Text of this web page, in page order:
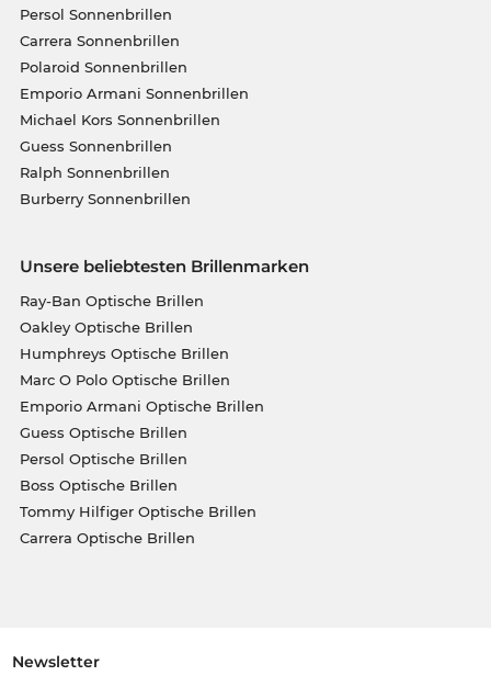
Persol Sonnenbrillen
Carrera Sonnenbrillen
Polaroid Sonnenbrillen
Emporio Armani Sonnenbrillen
Michael Kors Sonnenbrillen
Guess Sonnenbrillen
Ralph Sonnenbrillen
Burberry Sonnenbrillen
Unsere beliebtesten Brillenmarken
Ray-Ban Optische Brillen
Oakley Optische Brillen
Humphreys Optische Brillen
Marc O Polo Optische Brillen
Emporio Armani Optische Brillen
Guess Optische Brillen
Persol Optische Brillen
Boss Optische Brillen
Tommy Hilfiger Optische Brillen
Carrera Optische Brillen
Newsletter